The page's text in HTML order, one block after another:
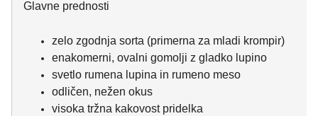
Glavne prednosti
zelo zgodnja sorta (primerna za mladi krompir)
enakomerni, ovalni gomolji z gladko lupino
svetlo rumena lupina in rumeno meso
odličen, nežen okus
visoka tržna kakovost pridelka